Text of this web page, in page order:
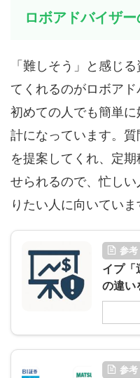
ロボアドバイザー
「難しそう」と感じ
てくれるのがロボアド
初めての人でも簡単
計になっています。
を提案してくれ、定
せられるので、忙し
りたい人に向いていま
参考
イプ「
の違い
参考